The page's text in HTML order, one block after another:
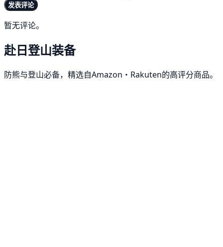
发表评论
暂无评论。
赴日登山装备
防熊与登山必备，精选自Amazon・Rakuten的高评分商品。